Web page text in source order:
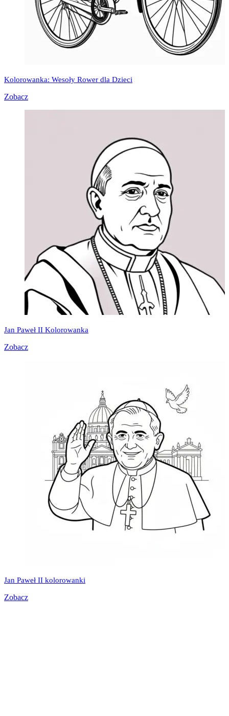
Kolorowanka: Wesoły Rower dla Dzieci
Zobacz
Jan Paweł II Kolorowanka
Zobacz
Jan Paweł II kolorowanki
Zobacz